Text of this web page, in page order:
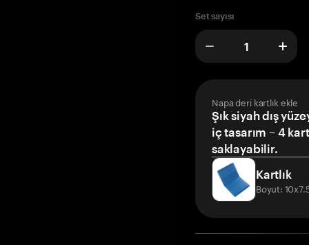
Set sayısı
Napa deri kartlık ekle
Şık siyah dış
iç tasarım – 4
saklayabilir.
Kartlık
Boyut: